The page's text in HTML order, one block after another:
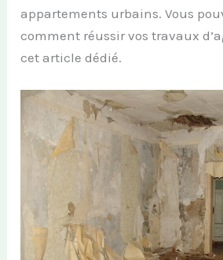
appartements urbains. Vous
comment réussir vos travaux
cet article dédié.